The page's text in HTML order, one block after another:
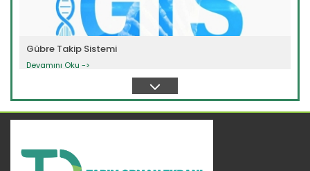
Gübre Takip Sistemi
Devamını Oku ->